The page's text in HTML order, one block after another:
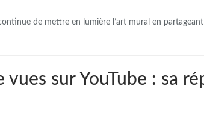
de mettre en lumière l’art mural en
vues sur YouTube : sa